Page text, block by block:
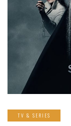
TV & SERIES